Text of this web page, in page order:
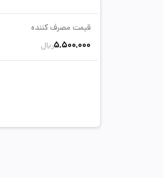
قیمت مصرف کننده
5,500,000ریال